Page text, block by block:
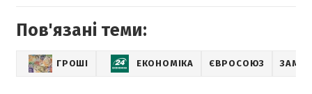
Пов'язані теми:
ГРОШІ ЕКОНОМІКА ЄВРОСОЮЗ